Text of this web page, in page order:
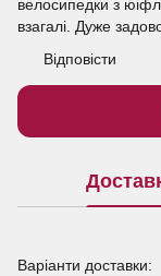
велосипедки з
взагалі. Дуже
Відповісти
Варіанти доставки: